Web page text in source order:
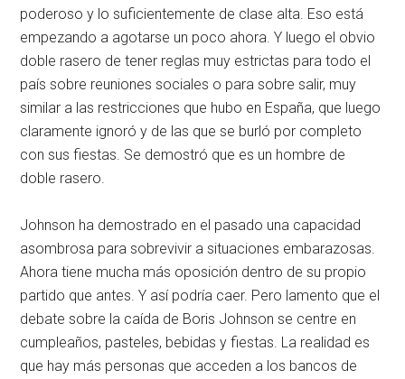
poderoso y lo suficientemente de clase alta. Eso está
empezando a agotarse un poco ahora. Y luego el obvio
doble rasero de tener reglas muy estrictas para todo el
país sobre reuniones sociales o para sobre salir, muy
similar a las restricciones que hubo en España, que luego
claramente ignoró y de las que se burló por completo
con sus fiestas. Se demostró que es un hombre de
doble rasero.
Johnson ha demostrado en el pasado una capacidad
asombrosa para sobrevivir a situaciones embarazosas.
Ahora tiene mucha más oposición dentro de su propio
partido que antes. Y así podría caer. Pero lamento que el
debate sobre la caída de Boris Johnson se centre en
cumpleaños, pasteles, bebidas y fiestas. La realidad es
que hay más personas que acceden a los bancos de